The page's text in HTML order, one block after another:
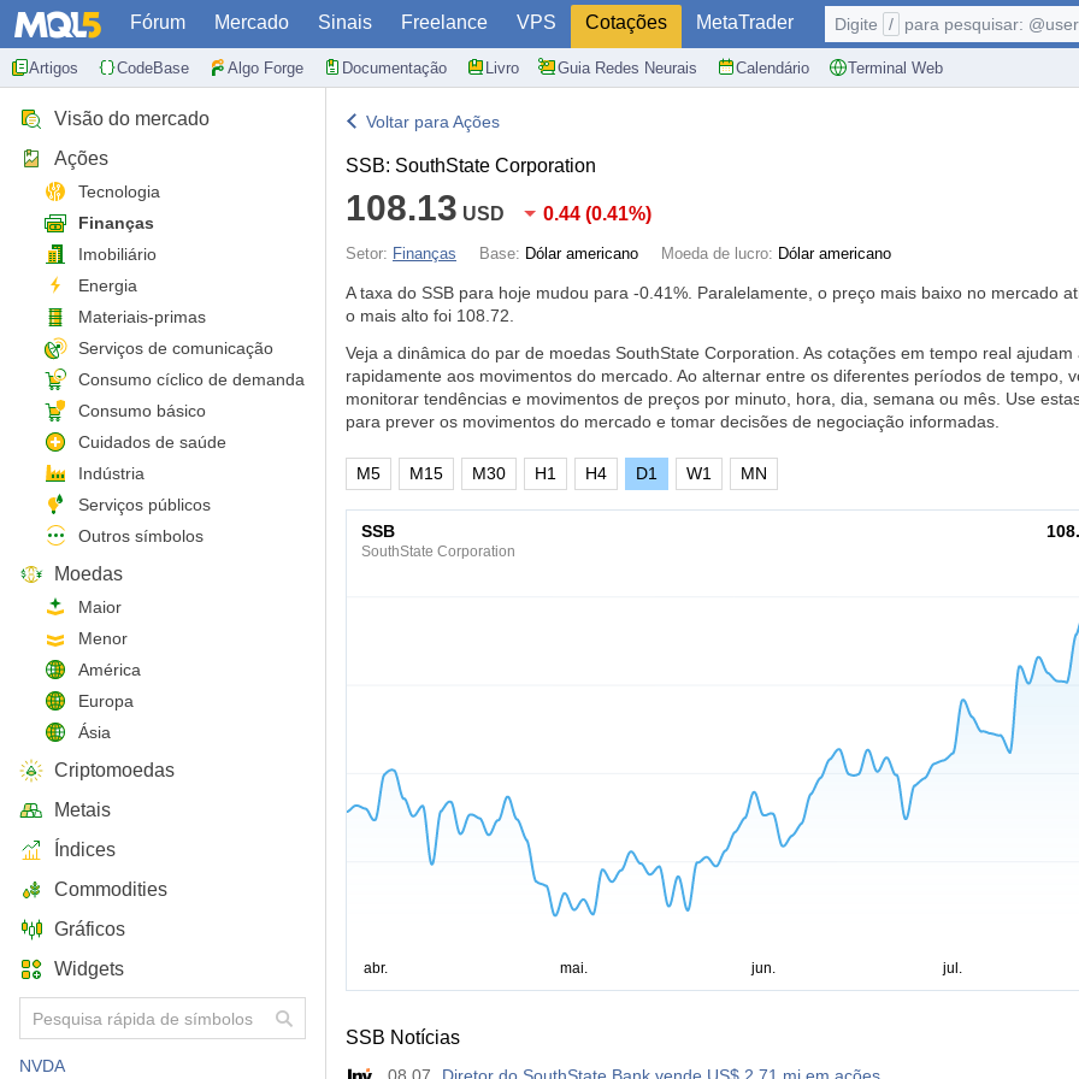
Fórum Mercado Sinais Freelance VPS Cotações MetaTrader
Artigos CodeBase Algo Forge Documentação Livro Guia Redes Neurais Calendário Terminal Web
Digite / para pesquisar:
Visão do mercado
Ações
Tecnologia
Finanças
Imobiliário
Energia
Materiais-primas
Serviços de comunicação
Consumo cíclico de demanda
Consumo básico
Cuidados de saúde
Indústria
Serviços públicos
Outros símbolos
Moedas
Maior
Menor
América
Europa
Ásia
Criptomoedas
Metais
Índices
Commodities
Gráficos
Widgets
NVDA
Voltar para Ações
SSB: SouthState Corporation
108.13 USD 0.44 (0.41%)
Setor: Finanças Base: Dólar americano Moeda de lucro: Dólar americano
A taxa do SSB para hoje mudou para -0.41% . Paralelamente, o preço mais baixo no mercado
o mais alto foi 108.72.
Veja a dinâmica do par de moedas SouthState Corporation. As cotações em tempo real ajudam
rapidamente aos movimentos do mercado. Ao alternar entre os diferentes períodos de tempo,
monitorar tendências e movimentos de preços por minuto, hora, dia, semana ou mês. Use
para prever os movimentos do mercado e tomar decisões de negociação informadas.
M5 M15 M30 H1 H4 D1 W1 MN
SSB
SouthState Corporation
SSB Notícias